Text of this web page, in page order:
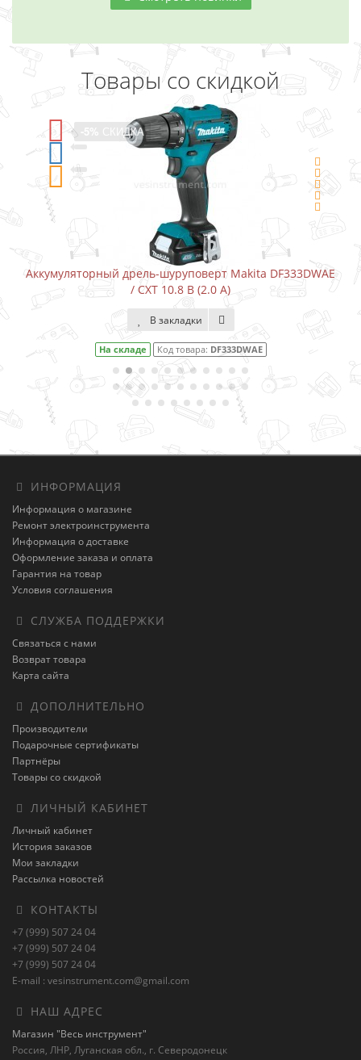
Товары со скидкой
СКИДКА
дрель-шуруповерт Makita DF333DWAE
/ CXT 10.8 В (2.0 А)
В закладки
На складе Код товара: DF333DWAE
ИНФОРМАЦИЯ
Информация о магазине
Ремонт электроинструмента
Информация о доставке
Оформление заказа и оплата
Гарантия на товар
Условия соглашения
СЛУЖБА ПОДДЕРЖКИ
Связаться с нами
Возврат товара
Карта сайта
ДОПОЛНИТЕЛЬНО
Производители
Подарочные сертификаты
Партнёры
Товары со скидкой
ЛИЧНЫЙ КАБИНЕТ
Личный кабинет
История заказов
Мои закладки
Рассылка новостей
КОНТАКТЫ
+7 (999) 507 24 04
+7 (999) 507 24 04
+7 (999) 507 24 04
E-mail : vesinstrument.com@gmail.com
НАШ АДРЕС
Магазин "Весь инструмент"
Россия, ЛНР, Луганская обл., г. Северодонецк